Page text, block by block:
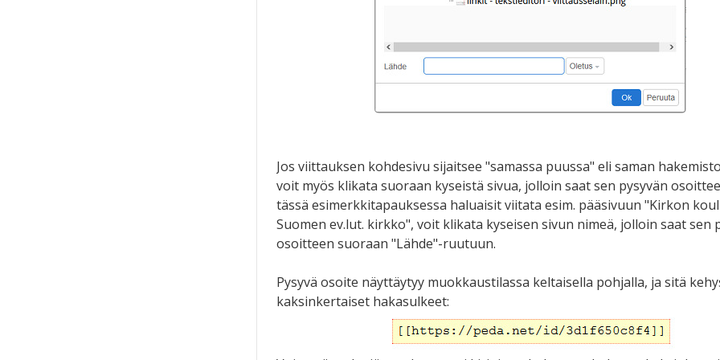
Jos viittauksen kohdesivu sijaitsee "samassa puussa" eli saman
voit myös klikata suoraan kyseistä sivua, jolloin saat sen pysyvän
tässä esimerkkitapauksessa haluaisit viitata esim. pääsivuun "Kirkon
Suomen ev.lut. kirkko", voit klikata kyseisen sivun nimeä, jolloin saat sen
osoitteen suoraan "Lähde"-ruutuun.
Pysyvä osoite näyttäytyy muokkaustilassa keltaisella pohjalla, ja sitä
kaksinkertaiset hakasulkeet: